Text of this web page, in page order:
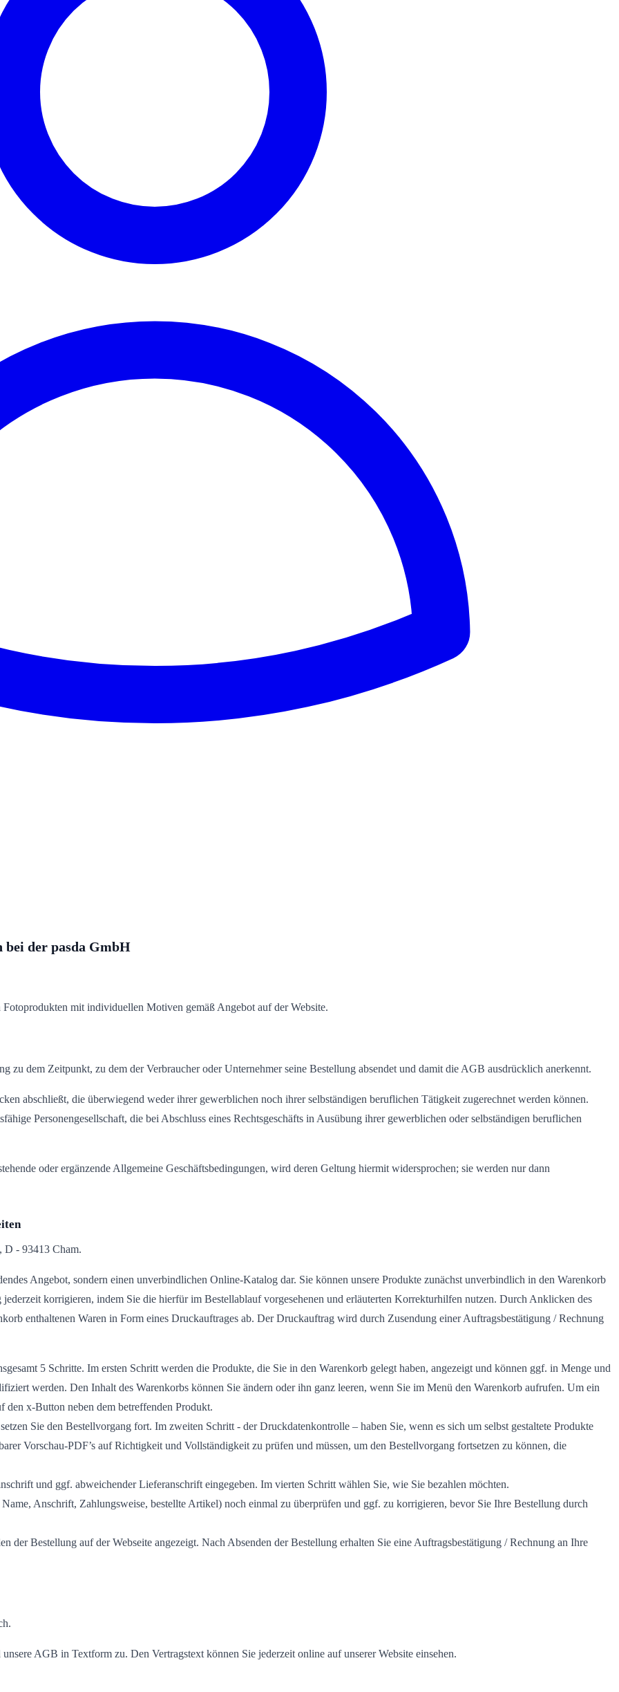
bei der pasda GmbH
mit individuellen Motiven gemäß Angebot auf der Website.
zu dem Zeitpunkt, zu dem der Verbraucher oder Unternehmer seine Bestellung absendet und damit die AGB ausdrücklich anerkennt.
abschließt, die überwiegend weder ihrer gewerblichen noch ihrer selbständigen beruflichen Tätigkeit zugerechnet werden können.
Personengesellschaft, die bei Abschluss eines Rechtsgeschäfts in Ausübung ihrer gewerblichen oder selbständigen beruflichen
oder ergänzende Allgemeine Geschäftsbedingungen, wird deren Geltung hiermit widersprochen; sie werden nur dann
D - 93413 Cham.
Angebot, sondern einen unverbindlichen Online-Katalog dar. Sie können unsere Produkte zunächst unverbindlich in den Warenkorb
korrigieren, indem Sie die hierfür im Bestellablauf vorgesehenen und erläuterten Korrekturhilfen nutzen. Durch Anklicken des
enthaltenen Waren in Form eines Druckauftrages ab. Der Druckauftrag wird durch Zusendung einer Auftragsbestätigung / Rechnung
5 Schritte. Im ersten Schritt werden die Produkte, die Sie in den Warenkorb gelegt haben, angezeigt und können ggf. in Menge und
werden. Den Inhalt des Warenkorbs können Sie ändern oder ihn ganz leeren, wenn Sie im Menü den Warenkorb aufrufen. Um ein
den x-Button neben dem betreffenden Produkt.
Sie den Bestellvorgang fort. Im zweiten Schritt - der Druckdatenkontrolle – haben Sie, wenn es sich um selbst gestaltete Produkte
Vorschau-PDF’s auf Richtigkeit und Vollständigkeit zu prüfen und müssen, um den Bestellvorgang fortsetzen zu können, die
und ggf. abweichender Lieferanschrift eingegeben. Im vierten Schritt wählen Sie, wie Sie bezahlen möchten.
Anschrift, Zahlungsweise, bestellte Artikel) noch einmal zu überprüfen und ggf. zu korrigieren, bevor Sie Ihre Bestellung durch
der Bestellung auf der Webseite angezeigt. Nach Absenden der Bestellung erhalten Sie eine Auftragsbestätigung / Rechnung an Ihre
AGB in Textform zu. Den Vertragstext können Sie jederzeit online auf unserer Website einsehen.